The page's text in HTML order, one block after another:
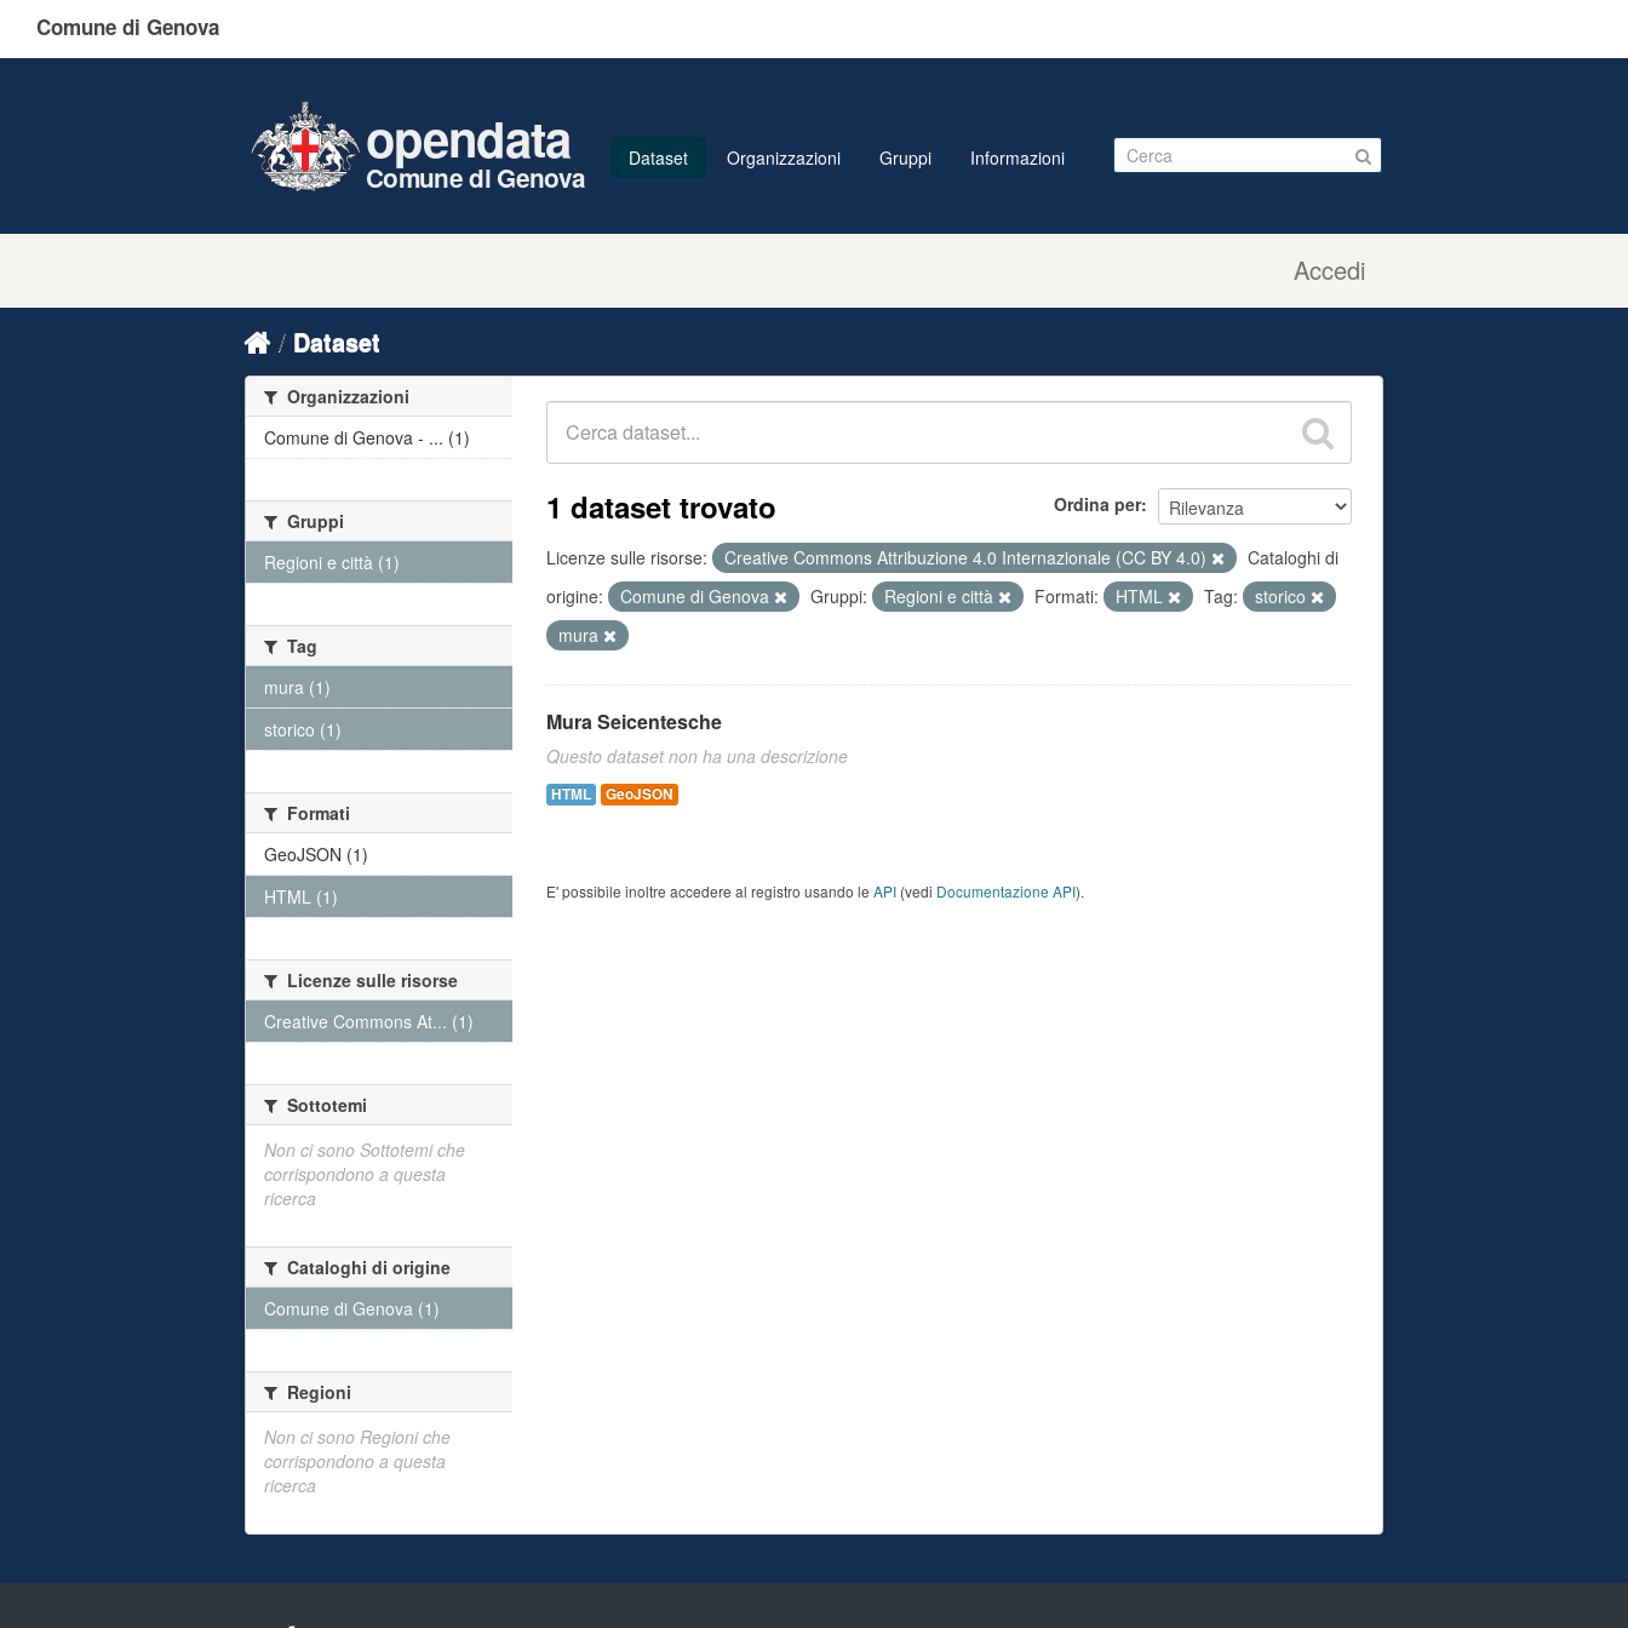
Comune di Genova
Accedi
opendata
Comune di Genova
Dataset Organizzazioni Gruppi Informazioni
Dataset
Ordina per
1 dataset trovato
Licenze sulle risorse: Creative Commons Attribuzione 4.0 Internazionale (CC BY 4.0)
Cataloghi di
origine:
Comune di Genova Gruppi: Regioni e città Formati: HTML Tag:
storico
mura
Mura Seicentesche
Questo dataset non ha una descrizione
HTML GeoJSON
E' possibile inoltre accedere al registro usando le API (vedi Documentazione API).
Organizzazioni
Comune di Genova - ... (1)
Gruppi
Regioni e città (1)
Tag
mura (1)
storico (1)
Formati
GeoJSON (1)
HTML (1)
Licenze sulle risorse
Creative Commons At... (1)
Sottotemi
Non ci sono Sottotemi che
corrispondono a questa
ricerca
Cataloghi di origine
Comune di Genova (1)
Regioni
Non ci sono Regioni che
corrispondono a questa
ricerca